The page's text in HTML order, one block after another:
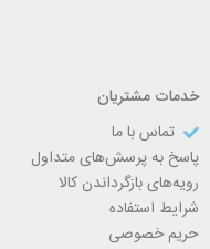
خدمات مشتریان
تماس با ما
پاسخ به پرسش‌های متداول
رویه‌های بازگرداندن کالا
شرایط استفاده
حریم خصوصی